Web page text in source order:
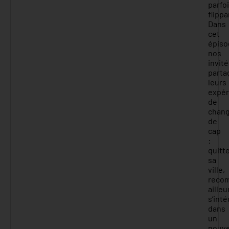
Dans
cet
nos
leurs
de
de
cap
:
sa
ville,
dans
un